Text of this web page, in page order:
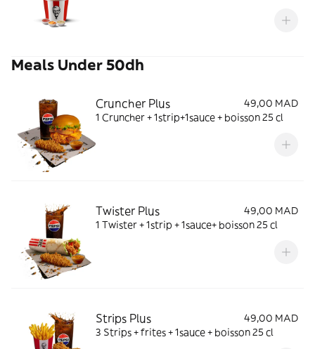
Meals Under 50dh
Cruncher Plus
49,00 MAD
1 Cruncher + 1strip+1sauce + boisson 25 cl
Twister Plus
49,00 MAD
1 Twister + 1strip + 1sauce+ boisson 25 cl
Strips Plus
49,00 MAD
3 Strips + frites + 1sauce + boisson 25 cl